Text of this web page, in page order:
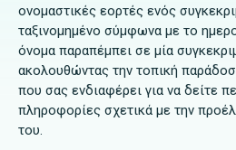
ονομαστικές εορτές ενός
ταξινομημένο σύμφωνα με το
όνομα παραπέμπει σε μία
ακολουθώντας την τοπική
που σας ενδιαφέρει για να δείτε
πληροφορίες σχετικά με την
του.